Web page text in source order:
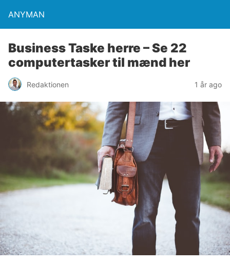
ANYMAN
Business Taske herre – Se 22
computertasker til mænd her
Redaktionen 1 år ago